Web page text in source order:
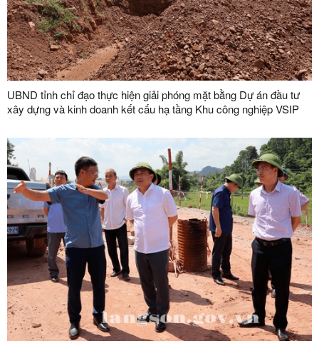
UBND tỉnh chỉ đạo thực hiện giải phóng mặt bằng Dự án đầu tư
xây dựng và kinh doanh kết cấu hạ tầng Khu công nghiệp VSIP